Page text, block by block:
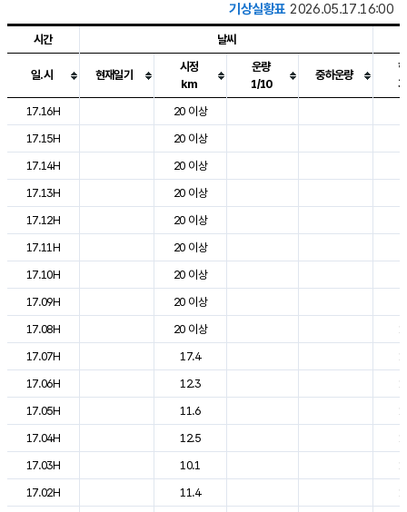
기상실황표 2026.05.17.16:00
도시별 기상실황표로 지점, 날씨, 기온, 강수, 바람, 기압등을 안내한 표입
시간 날씨
일.시 현재일기
시정
km
운량
1/10
중하운량
17.16H
20 이상
17.15H
20 이상
17.14H
20 이상
17.13H
20 이상
17.12H
20 이상
17.11H
20 이상
17.10H
20 이상
17.09H
20 이상
17.08H
20 이상
17.07H
17.4
17.06H
12.3
17.05H
11.6
17.04H
12.5
17.03H
10.1
17.02H
11.4